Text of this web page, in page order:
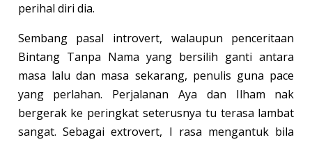
perihal diri dia.
Sembang pasal introvert, walaupun penceritaan
Bintang Tanpa Nama yang bersilih ganti antara
masa lalu dan masa sekarang, penulis guna pace
yang perlahan. Perjalanan Aya dan Ilham nak
bergerak ke peringkat seterusnya tu terasa lambat
sangat. Sebagai extrovert, I rasa mengantuk bila